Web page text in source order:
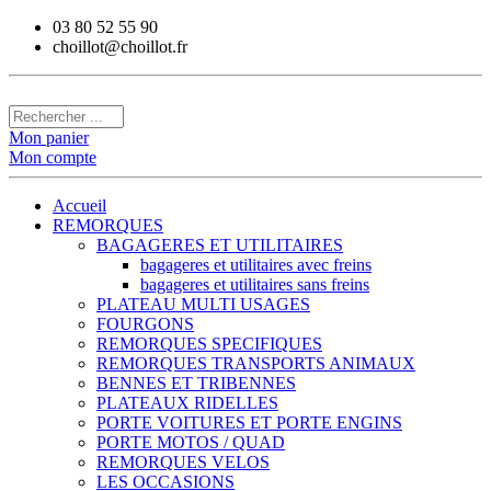
03 80 52 55 90
choillot@choillot.fr
Mon panier
Mon compte
Accueil
REMORQUES
BAGAGERES ET UTILITAIRES
bagageres et utilitaires avec freins
bagageres et utilitaires sans freins
PLATEAU MULTI USAGES
FOURGONS
REMORQUES SPECIFIQUES
REMORQUES TRANSPORTS ANIMAUX
BENNES ET TRIBENNES
PLATEAUX RIDELLES
PORTE VOITURES ET PORTE ENGINS
PORTE MOTOS / QUAD
REMORQUES VELOS
LES OCCASIONS